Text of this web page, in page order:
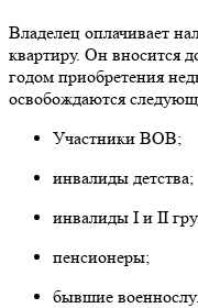
Владелец оплачивает
квартиру. Он вносится
годом приобретения
освобождаются
Участники ВОВ;
инвалиды детства;
инвалиды I и II
пенсионеры;
бывшие